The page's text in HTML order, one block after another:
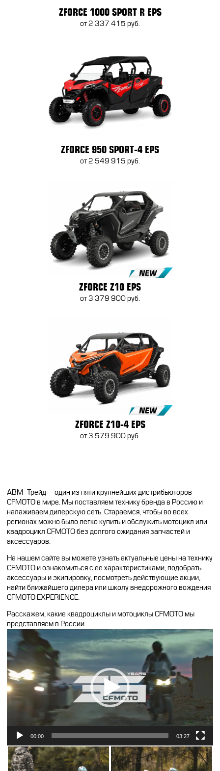
ZFORCE 1000 SPORT R EPS
от 2 337 415 руб.
ZFORCE 950 SPORT-4 EPS
от 2 549 915 руб.
ZFORCE Z10 EPS
от 3 379 900 руб.
ZFORCE Z10-4 EPS
от 3 579 900 руб.
АВМ-Трейд — один из пяти крупнейших дистрибьюторов
CFMOTO в мире. Мы поставляем технику бренда в Россию и
налаживаем дилерскую сеть. Стараемся, чтобы во всех
регионах можно было легко купить и обслужить мотоцикл или
квадроцикл CFMOTO без долгого ожидания запчастей и
аксессуаров.
На нашем сайте вы можете узнать актуальные цены на технику
CFMOTO и ознакомиться с ее характеристиками, подобрать
аксессуары и экипировку, посмотреть действующие акции,
найти ближайшего дилера или школу внедорожного вождения
CFMOTO EXPERIENCE.
Расскажем, какие квадроциклы и мотоциклы CFMOTO мы
представляем в России.
Видеоплеер
00:00 03:27